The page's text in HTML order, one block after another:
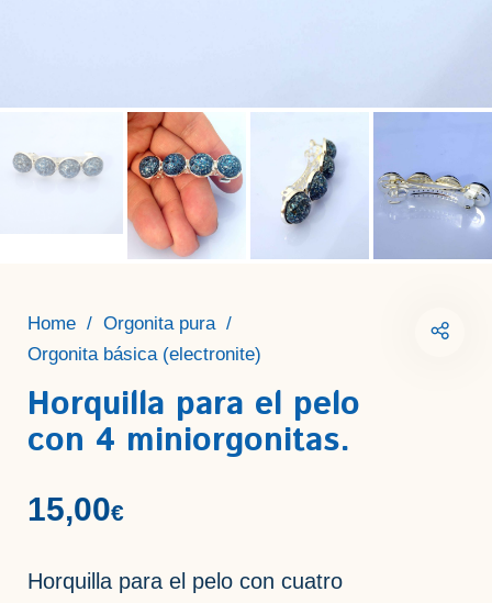
Home / Orgonita pura /
Orgonita básica (electronite)
Horquilla para el pelo
con 4 miniorgonitas.
15,00€
Horquilla para el pelo con cuatro